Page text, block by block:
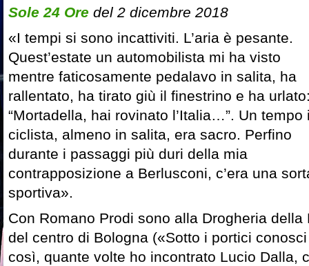
Sole 24 Ore del 2 dicembre 2018
«I tempi si sono incattiviti. L’aria è pesante.
Quest’estate un automobilista mi ha visto
mentre faticosamente pedalavo in salita, ha
rallentato, ha tirato giù il finestrino e ha
“Mortadella, hai rovinato l’Italia…”. Un tempo
ciclista, almeno in salita, era sacro. Perfino
durante i passaggi più duri della mia
contrapposizione a Berlusconi, c’era una
sportiva».
Con Romano Prodi sono alla Drogheria
del centro di Bologna («Sotto i portici
così, quante volte ho incontrato Lucio Dalla,